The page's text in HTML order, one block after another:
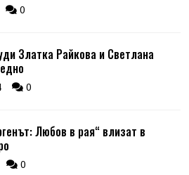
0
Златка Райкова и Светлана
0
Любов в рая“ влизат в
0